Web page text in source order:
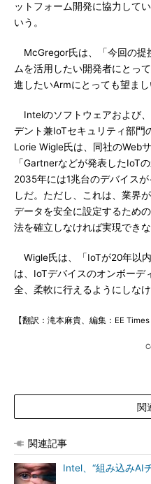
ットフォーム開発に協力して
いう。
McGregor氏は、「今回の提
ムを活用したい開発者にとっ
進したいArmにとっても望まし
Intelのソフトウェアおよび
デント兼IoTセキュリティ部門
Lorie Wigle氏は、同社のWeb
「Gartnerなどが発表したIoT
2035年には1兆台のデバイス
しだ。ただし、これは、業界
データを安全に設定するため
法を確立しなければ実現でき
Wigle氏は、「IoTが20年以
は、IoTデバイスのオンボーデ
全、柔軟に行えるようにしな
【翻訳：滝本麻貴、編集：EE Times
関
関連記事
Intel、“組み込みAI